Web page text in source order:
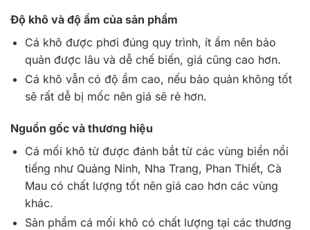
Độ khô và độ ẩm của sản phẩm
Cá khô được phơi đúng quy trình, ít ẩm nên bảo
quản được lâu và dễ chế biến, giá cũng cao hơn.
Cá khô vẫn có độ ẩm cao, nếu bảo quản không tốt
sẽ rất dễ bị mốc nên giá sẽ rẻ hơn.
Nguồn gốc và thương hiệu
Cá mối khô từ được đánh bắt từ các vùng biển nổi
tiếng như Quảng Ninh, Nha Trang, Phan Thiết, Cà
Mau có chất lượng tốt nên giá cao hơn các vùng
khác.
Sản phẩm cá mối khô có chất lượng tại các thương